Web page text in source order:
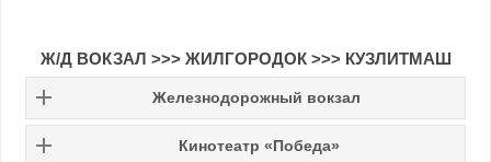
Ж/Д ВОКЗАЛ >>>ЖИЛГОРОДОК >>>КУЗЛИТМАШ
Железнодорожный вокзал
Кинотеатр «Победа»